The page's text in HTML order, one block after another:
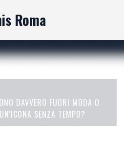
Roma
DAVVERO FUORI MODA O
SENZA TEMPO?